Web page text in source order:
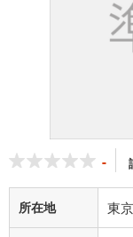
-
所在地 東